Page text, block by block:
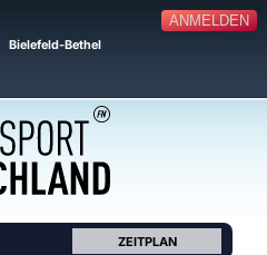
ANMELDEN
Bielefeld-Bethel
ZEITPLAN